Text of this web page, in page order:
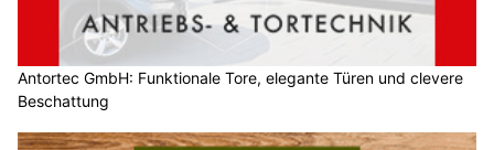
Antortec GmbH: Funktionale Tore, elegante Türen und clevere
Beschattung